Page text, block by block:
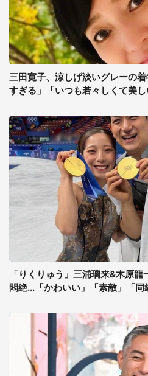
三田寛子、涼しげ淡いグレーの
すぎる」「いつも若々しくて美し
「りくりゅう」三浦璃来&木原
悶絶...「かわいい」「素敵」「同